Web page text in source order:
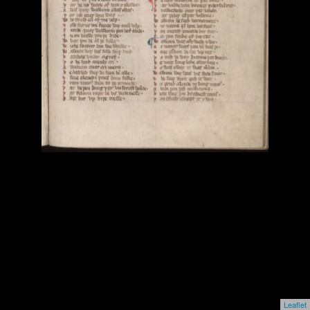
Leaflet